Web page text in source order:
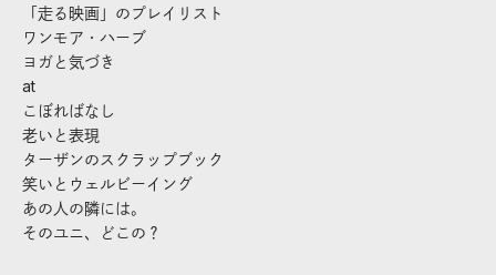
「走る映画」のプレイリスト
ワンモア・ハーブ
ヨガと気づき
at
こぼればなし
老いと表現
ターザンのスクラップブック
笑いとウェルビーイング
あの人の隣には。
そのユニ、どこの？